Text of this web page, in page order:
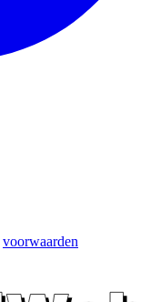
voorwaarden